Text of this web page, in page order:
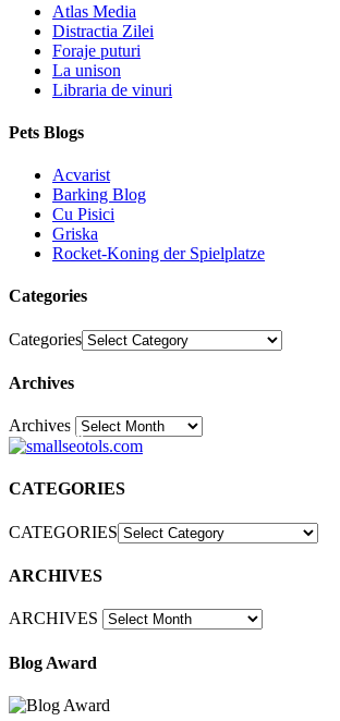
Atlas Media
Distractia Zilei
Foraje puturi
La unison
Libraria de vinuri
Pets Blogs
Acvarist
Barking Blog
Cu Pisici
Griska
Rocket-Koning der Spielplatze
Categories
Categories
Archives
Archives30
CATEGORIES
CATEGORIES
ARCHIVES
ARCHIVES
Blog Award